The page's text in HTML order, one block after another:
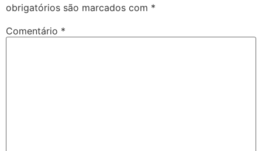
obrigatórios são marcados com *
Comentário *